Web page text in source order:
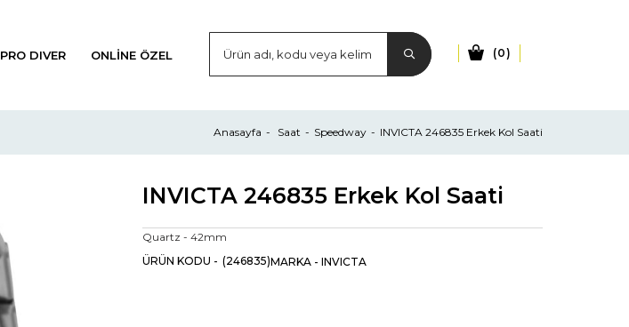
0
PRO DIVER ONLINE ÖZEL
Anasayfa Saat Speedway INVICTA 246835 Erkek Kol Saati
INVICTA 246835 Erkek Kol Saati
Quartz - 42mm
(246835)MARKA - INVICTA